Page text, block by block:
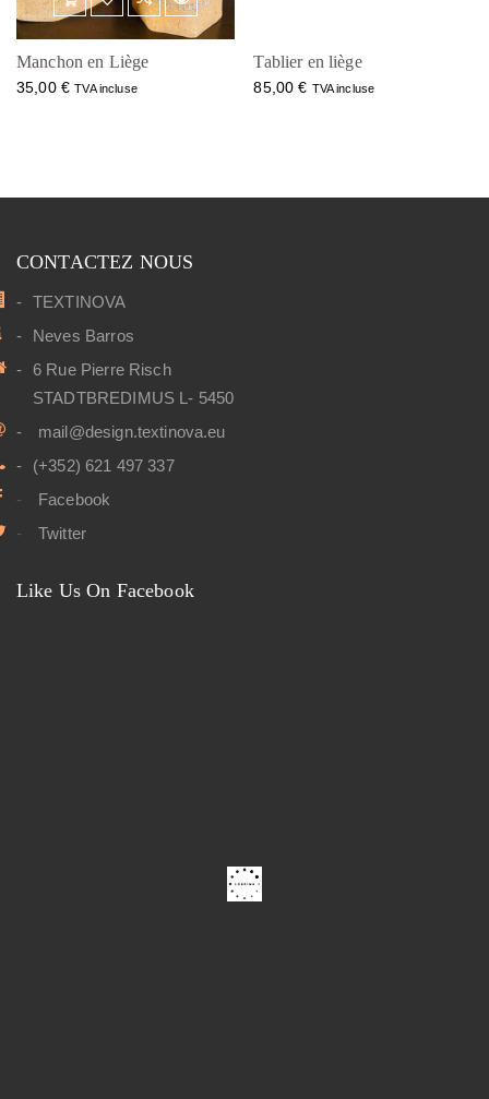
Manchon en Liège
35,00 € TVA incluse
Tablier en liège
85,00€ TVA incluse
CONTACTEZ NOUS
TEXTINOVA
Neves Barros
6 Rue Pierre Risch
STADTBREDIMUS L- 5450
mail@design.textinova.eu
(+352) 621 497 337
Facebook
Twitter
Like Us On Facebook